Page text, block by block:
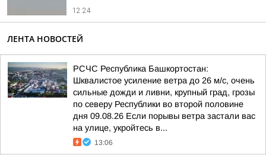
12:24
ЛЕНТА НОВОСТЕЙ
РСЧС Республика Башкортостан:
Шквалистое усиление ветра до 26 м/с, очень
сильные дожди и ливни, крупный град, грозы
по северу Республики во второй половине
дня 09.08.26 Если порывы ветра застали вас
на улице, укройтесь в...
13:06